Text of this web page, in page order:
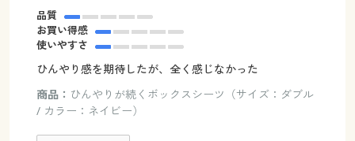
品質
お買い得感
使いやすさ
ひんやり感を期待したが、全く感じなかった
商品： ひんやりが続くボックスシーツ（サイズ：ダブル
/ カラー：ネイビー）